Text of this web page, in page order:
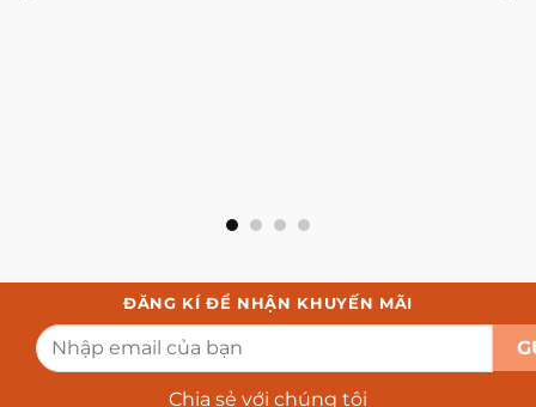
ĐĂNG KÍ ĐỂ NHẬN KHUYẾN MÃI
Chia sẻ với chúng tôi